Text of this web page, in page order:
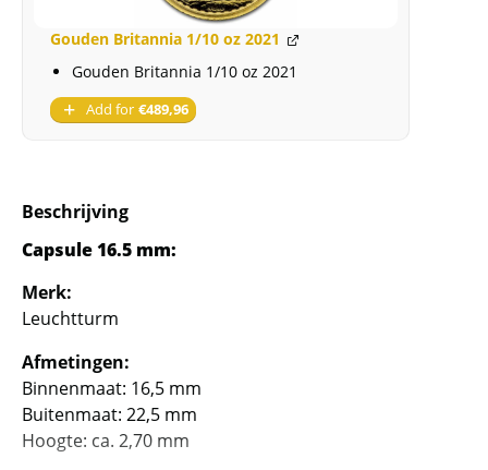
Gouden Britannia 1/10 oz 2021
Gouden Britannia 1/10 oz 2021
Add for €489,96
Beschrijving
Capsule 16.5 mm:
Merk:
Leuchtturm
Afmetingen:
Binnenmaat: 16,5 mm
Buitenmaat: 22,5 mm
Hoogte: ca. 2,70 mm